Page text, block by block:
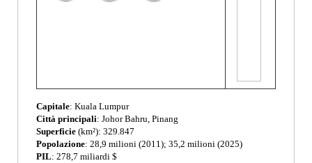
Capitale: Kuala Lumpur
Città principali: Johor Bahru, Pinang
Superficie (km²): 329.847
Popolazione: 28,9 milioni (2011); 35,2 milioni (2025)
PIL: 278,7 miliardi $